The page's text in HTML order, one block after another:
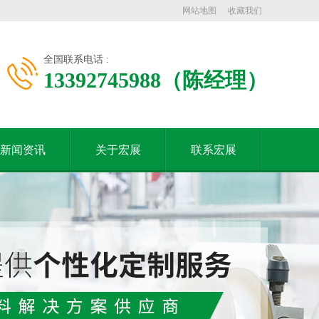
网站地图 收藏我们
全国联系电话 :
13392745988（陈经理）
新闻资讯 关于宏展 联系宏展